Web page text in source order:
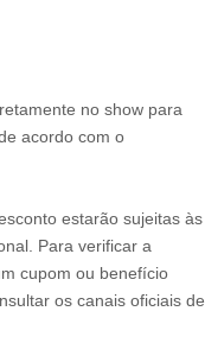
no show para
acordo com o
estarão sujeitas às
Para verificar a
cupom ou benefício
os canais oficiais de